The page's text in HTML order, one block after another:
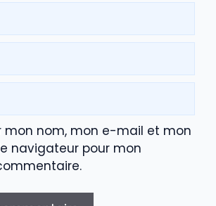
mon nom, mon e-mail et mon
navigateur pour mon